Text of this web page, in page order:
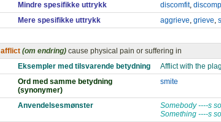
Mindre spesifikke uttrykk
discomfit,
Mere spesifikke uttrykk
aggrieve, grieve,
afflict (om endring) cause physical pain or suffering in
Eksempler med tilsvarende betydning
Afflict with the
Ord med samme betydning
(synonymer)
smite
Anvendelsesmønster
Somebody ----s
Something ----s